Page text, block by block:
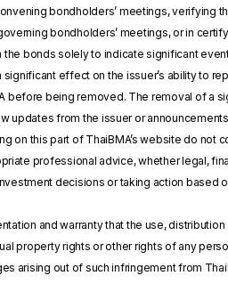
bondholders’ meetings,
bondholders’ meetings, or in
the bonds solely to indicate significant
significant effect on the issuer’s ability to
before being removed. The removal of a
updates from the issuer or
on this part of ThaiBMA’s website do
professional advice, whether legal,
decisions or taking action
and warranty that the use,
property rights or other rights of any
arising out of such infringement from